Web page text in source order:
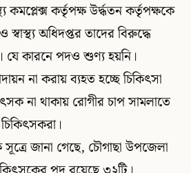
কমপ্লেক্স কর্তৃপক্ষ উর্দ্ধতন কর্তৃপক্ষকে
অধিদপ্তর তাদের বিরুদ্ধে
যে কারনে পদও শুণ্য হয়নি।
না করায় ব্যহত হচ্ছে চিকিৎসা
না থাকায় রোগীর চাপ সামলাতে
সূত্রে জানা গেছে, চৌগাছা উপজেলা